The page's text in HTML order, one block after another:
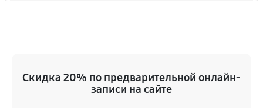
620 руб 45 минут
Скидка 20% по предварительной онлайн-
записи на сайте